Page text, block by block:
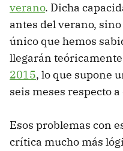
verano. Dicha
antes del verano,
único que hemos
llegarán teóricamente
2015, lo que supone
seis meses respecto
Esos problemas con
crítica mucho más